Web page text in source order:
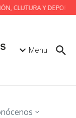
CLUTURA Y
Menu